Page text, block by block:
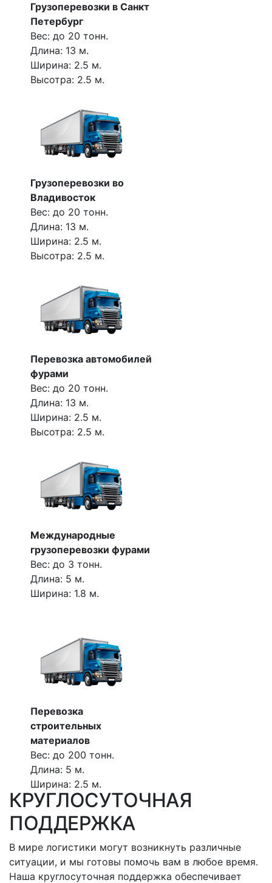
Грузоперевозки в Санкт
Петербург
Вес: до 20 тонн.
Длина: 13 м.
Ширина: 2.5 м.
Высотра: 2.5 м.
Грузоперевозки во
Владивосток
Вес: до 20 тонн.
Длина: 13 м.
Ширина: 2.5 м.
Высотра: 2.5 м.
Перевозка автомобилей
фурами
Вес: до 20 тонн.
Длина: 13 м.
Ширина: 2.5 м.
Высотра: 2.5 м.
Международные
грузоперевозки фурами
Вес: до 3 тонн.
Длина: 5 м.
Ширина: 1.8 м.
Перевозка
строительных
материалов
Вес: до 200 тонн.
Длина: 5 м.
Ширина: 2.5 м.
КРУГЛОСУТОЧНАЯ
ПОДДЕРЖКА
В мире логистики могут возникнуть различные
ситуации, и мы готовы помочь вам в любое время.
Наша круглосуточная поддержка обеспечивает